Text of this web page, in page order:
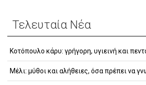
Τελευταία Νέα
Κοτόπουλο κάρυ: γρήγορη, υγιεινή και
Μέλι: μύθοι και αλήθειες, όσα πρέπει να